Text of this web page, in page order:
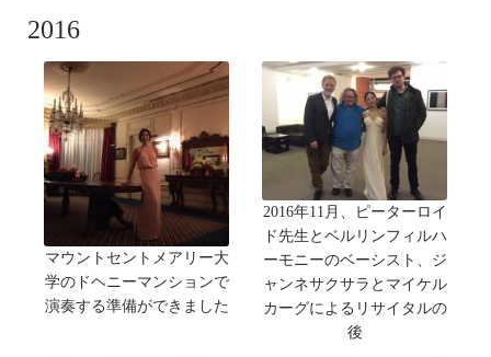
2016
マウントセントメアリー大
学のドヘニーマンションで
演奏する準備ができました
2016年11月、ピーターロイ
ド先生とベルリンフィルハ
ーモニーのベーシスト、ジ
ャンネサクサラとマイケル
カーグによるリサイタルの
後